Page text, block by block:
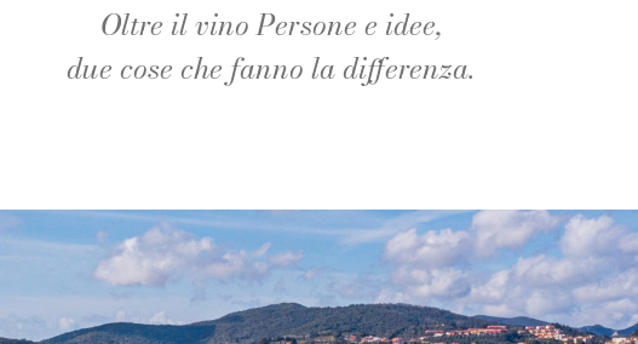
Oltre il vino Persone e idee,
due cose che fanno la differenza.